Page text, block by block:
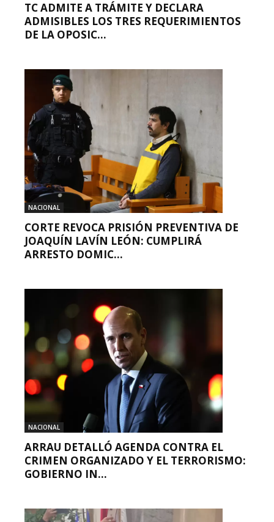
TC ADMITE A TRÁMITE Y DECLARA
ADMISIBLES LOS TRES REQUERIMIENTOS
DE LA OPOSIC...
NACIONAL
CORTE REVOCA PRISIÓN PREVENTIVA DE
JOAQUÍN LAVÍN LEÓN: CUMPLIRÁ
ARRESTO DOMIC...
NACIONAL
ARRAU DETALLÓ AGENDA CONTRA EL
CRIMEN ORGANIZADO Y EL TERRORISMO:
GOBIERNO IN...